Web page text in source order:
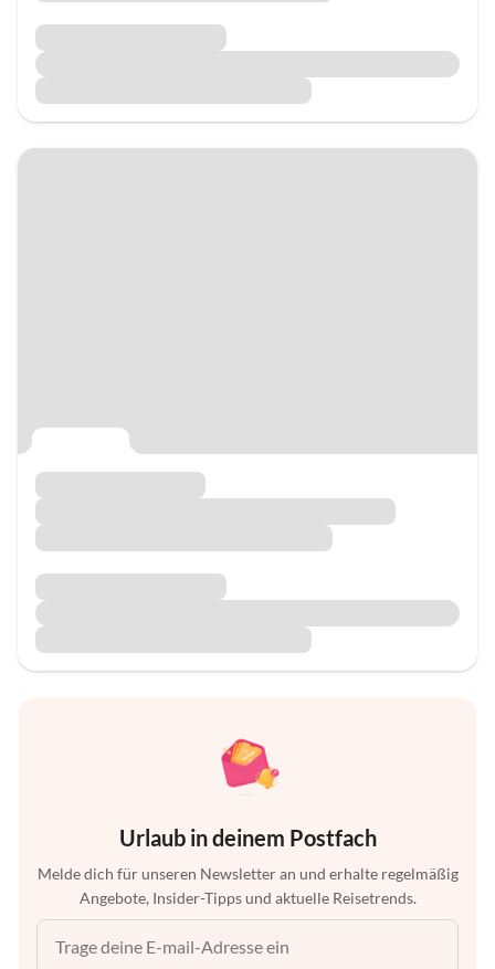
Urlaub in deinem Postfach
Melde dich für unseren Newsletter an und erhalte regelmäßig
Angebote, Insider-Tipps und aktuelle Reisetrends.